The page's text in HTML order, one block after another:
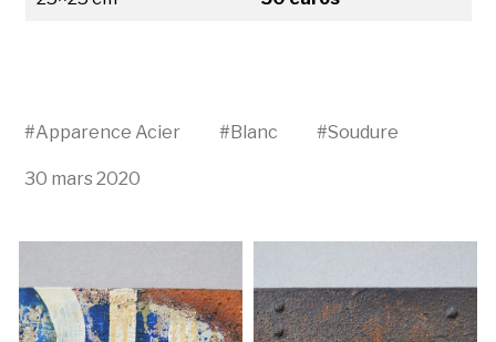
#Apparence Acier #Blanc #Soudure
30 mars 2020